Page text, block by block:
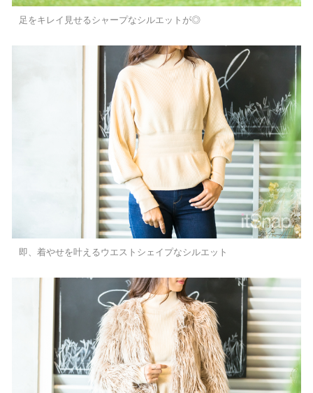
足をキレイ見せるシャープなシルエットが◎
即、着やせを叶えるウエストシェイプなシルエット